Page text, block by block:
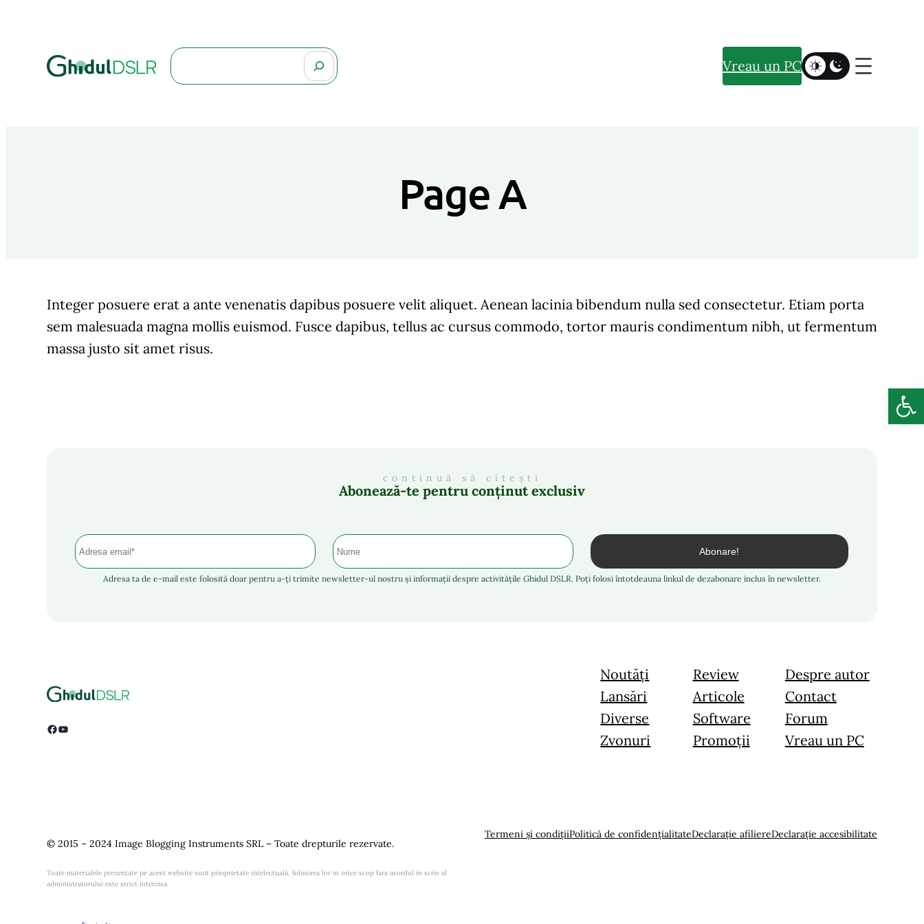
Search Vreau un PC
Page A
Integer posuere erat a ante venenatis dapibus posuere velit aliquet. Aenean lacinia bibendum nulla sed consectetur. Etiam porta
sem malesuada magna mollis euismod. Fusce dapibus, tellus ac cursus commodo, tortor mauris condimentum nibh, ut fermentum
massa justo sit amet risus.
continuă să citești
Abonează-te pentru conținut exclusiv
Adresa ta de e-mail este folosită doar pentru a-ți trimite newsletter-ul nostru și informații despre activitățile Ghidul DSLR. Poți folosi întotdeauna linkul de dezabonare inclus în newsletter.
Facebook YouTube
Noutăți
Lansări
Diverse
Zvonuri
Review
Articole
Software
Promoții
Despre autor
Contact
Forum
Vreau un PC
© 2015 – 2024 Image Blogging Instruments SRL – Toate drepturile rezervate.
Toate materialele prezentate pe acest website sunt prioprietate intelectuală, folosirea lor in orice scop fara acordul in scris al
administratorului este strict interzisa.
Termeni și condițiiPolitică de confidențialitateDeclarație afiliereDeclarație accesibilitate